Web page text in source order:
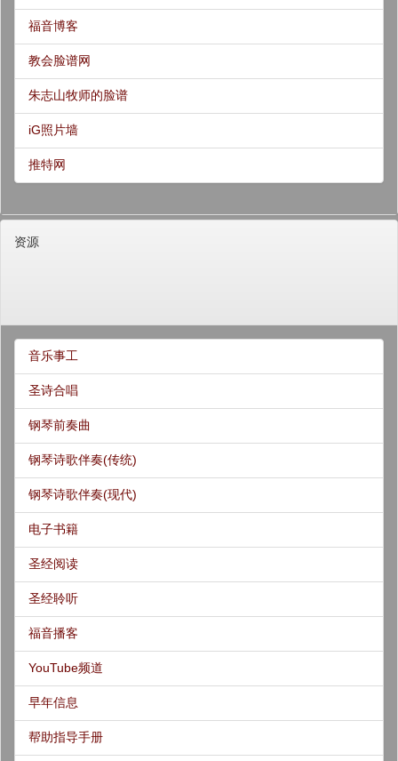
福音博客
教会脸谱网
朱志山牧师的脸谱
iG照片墙
推特网
资源
音乐事工
圣诗合唱
钢琴前奏曲
钢琴诗歌伴奏(传统)
钢琴诗歌伴奏(现代)
电子书籍
圣经阅读
圣经聆听
福音播客
YouTube频道
早年信息
帮助指导手册